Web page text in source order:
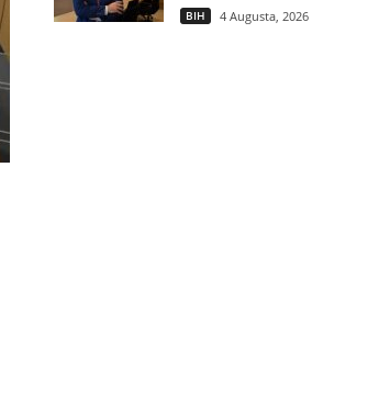
BIH 4 Augusta, 2026